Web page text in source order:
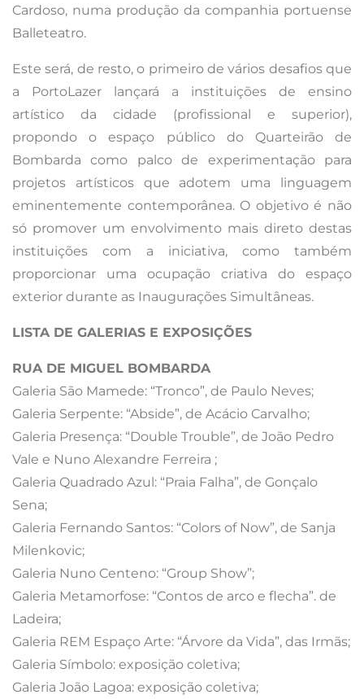
Cardoso, numa produção da companhia portuense
Balleteatro.
Este será, de resto, o primeiro de vários desafios que
a PortoLazer lançará a instituições de ensino
artístico da cidade (profissional e superior),
propondo o espaço público do Quarteirão de
Bombarda como palco de experimentação para
projetos artísticos que adotem uma linguagem
eminentemente contemporânea. O objetivo é não
só promover um envolvimento mais direto destas
instituições com a iniciativa, como também
proporcionar uma ocupação criativa do espaço
exterior durante as Inaugurações Simultâneas.
LISTA DE GALERIAS E EXPOSIÇÕES
RUA DE MIGUEL BOMBARDA
Galeria São Mamede: “Tronco”, de Paulo Neves;
Galeria Serpente: “Abside”, de Acácio Carvalho;
Galeria Presença: “Double Trouble”, de João Pedro
Vale e Nuno Alexandre Ferreira ;
Galeria Quadrado Azul: “Praia Falha”, de Gonçalo
Sena;
Galeria Fernando Santos: “Colors of Now”, de Sanja
Milenkovic;
Galeria Nuno Centeno: “Group Show”;
Galeria Metamorfose: “Contos de arco e flecha”. de
Ladeira;
Galeria REM Espaço Arte: “Árvore da Vida”, das Irmãs;
Galeria Símbolo: exposição coletiva;
Galeria João Lagoa: exposição coletiva;